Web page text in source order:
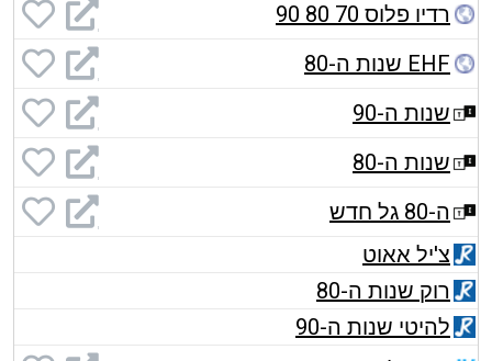
רדיו פלוס 70 80 90
EHF שנות ה-80
שנות ה-90
שנות ה-80
ה-80 גל חדש
צ'יל אאוט
רוק שנות ה-80
להיטי שנות ה-90